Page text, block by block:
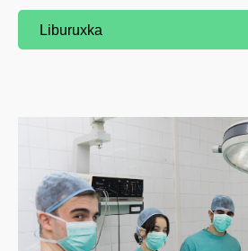
(Beste leiho bat zabalduko du)
Liburuxka